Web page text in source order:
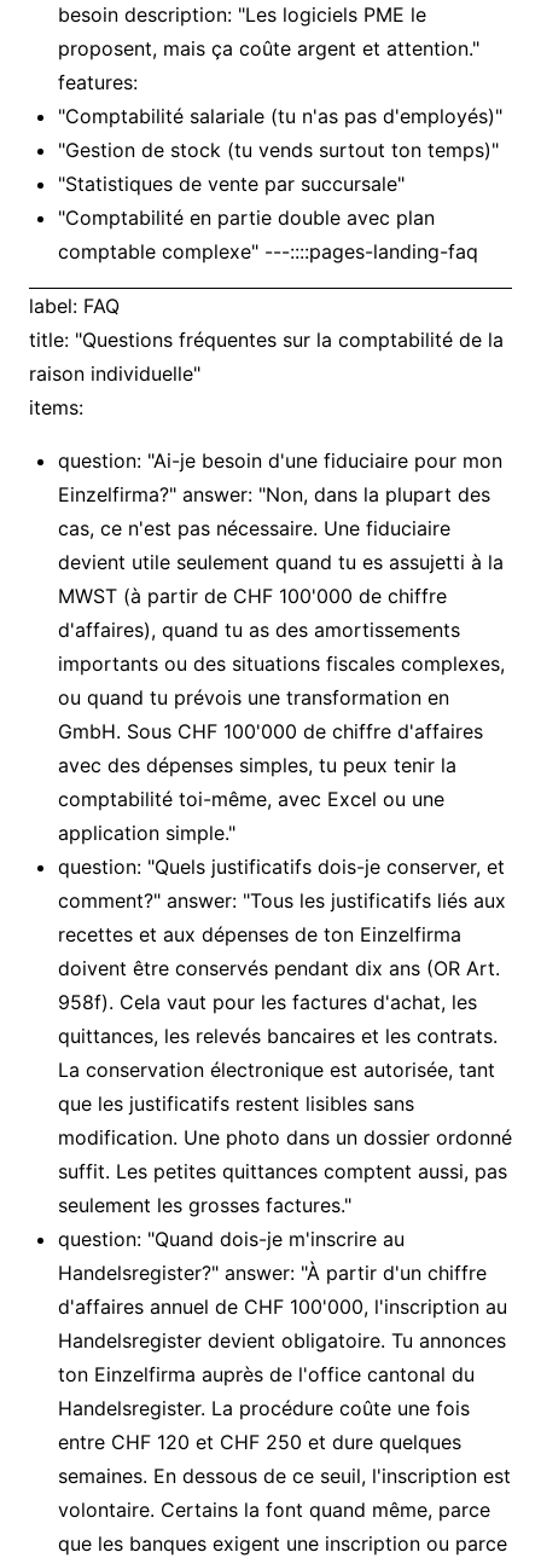
besoin description: "Les logiciels PME le
proposent, mais ça coûte argent et attention."
features:
"Comptabilité salariale (tu n'as pas d'employés)"
"Gestion de stock (tu vends surtout ton temps)"
"Statistiques de vente par succursale"
"Comptabilité en partie double avec plan
comptable complexe" ---::::pages-landing-faq
label: FAQ
title: "Questions fréquentes sur la comptabilité de la
raison individuelle"
items:
question: "Ai-je besoin d'une fiduciaire pour mon
Einzelfirma?" answer: "Non, dans la plupart des
cas, ce n'est pas nécessaire. Une fiduciaire
devient utile seulement quand tu es assujetti à la
MWST (à partir de CHF 100'000 de chiffre
d'affaires), quand tu as des amortissements
importants ou des situations fiscales complexes,
ou quand tu prévois une transformation en
GmbH. Sous CHF 100'000 de chiffre d'affaires
avec des dépenses simples, tu peux tenir la
comptabilité toi-même, avec Excel ou une
application simple."
question: "Quels justificatifs dois-je conserver, et
comment?" answer: "Tous les justificatifs liés aux
recettes et aux dépenses de ton Einzelfirma
doivent être conservés pendant dix ans (OR Art.
958f). Cela vaut pour les factures d'achat, les
quittances, les relevés bancaires et les contrats.
La conservation électronique est autorisée, tant
que les justificatifs restent lisibles sans
modification. Une photo dans un dossier ordonné
suffit. Les petites quittances comptent aussi, pas
seulement les grosses factures."
question: "Quand dois-je m'inscrire au
Handelsregister?" answer: "À partir d'un chiffre
d'affaires annuel de CHF 100'000, l'inscription au
Handelsregister devient obligatoire. Tu annonces
ton Einzelfirma auprès de l'office cantonal du
Handelsregister. La procédure coûte une fois
entre CHF 120 et CHF 250 et dure quelques
semaines. En dessous de ce seuil, l'inscription est
volontaire. Certains la font quand même, parce
que les banques exigent une inscription ou parce